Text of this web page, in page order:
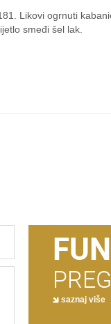
Likovi ogrnuti
smeđi šel lak.
saznaj više